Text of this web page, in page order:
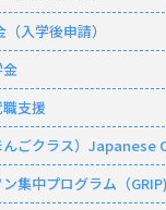
入学後申請）
支援
んごクラス）Japanese
集中プログラム（GRIP)